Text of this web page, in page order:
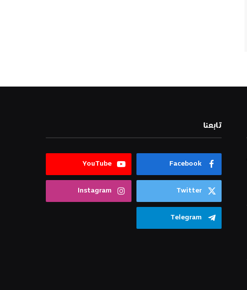
تابعنا
Facebook
YouTube
Twitter
Instagram
Telegram